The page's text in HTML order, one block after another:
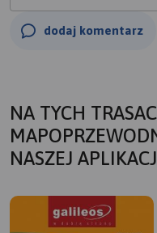
dodaj komentarz
NA TYCH
NASZEJ